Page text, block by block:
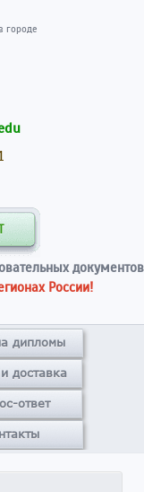
документов
России!
дипломы
доставка
ответ